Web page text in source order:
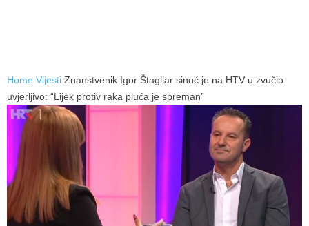
Home Vijesti Znanstvenik Igor Štagljar sinoć je na HTV-u zvučio
uvjerljivo: “Lijek protiv raka pluća je spreman”